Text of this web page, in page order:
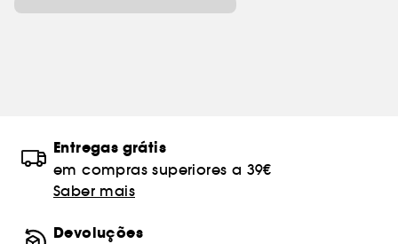
Entregas grátis
em compras superiores a 39€
Saber mais
Devoluções